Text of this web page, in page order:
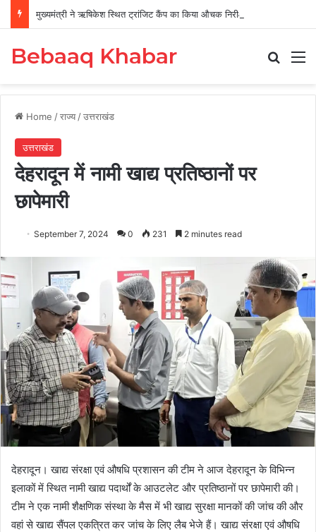
मुख्यमंत्री ने ऋषिकेश स्थित ट्रांजिट कैंप का किया औचक निरीक्षण
Bebaaq Khabar
Home /राज्य /उत्तराखंड
उत्तराखंड
देहरादून में नामी खाद्य प्रतिष्ठानों पर
छापेमारी
September 7, 2024 0 231 2 minutes read
देहरादून। खाद्य संरक्षा एवं औषधि प्रशासन की टीम ने आज देहरादून के विभिन्न
इलाकों में स्थित नामी खाद्य पदार्थों के आउटलेट और प्रतिष्ठानों पर छापेमारी की।
टीम ने एक नामी शैक्षणिक संस्था के मैस में भी खाद्य सुरक्षा मानकों की जांच की और
वहां से खाद्य सैंपल एकत्रित कर जांच के लिए लैब भेजे हैं। खाद्य संरक्षा एवं औषधि